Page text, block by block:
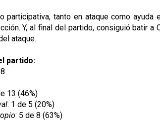
participativa, tanto en ataque como
Y, al final del partido, consiguió batir a
ataque.
partido:
13 (46%)
: 1 de 5 (20%)
: 5 de 8 (63%)